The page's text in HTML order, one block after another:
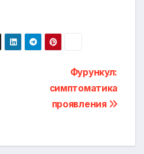
Фурункул:
симптоматика
проявления